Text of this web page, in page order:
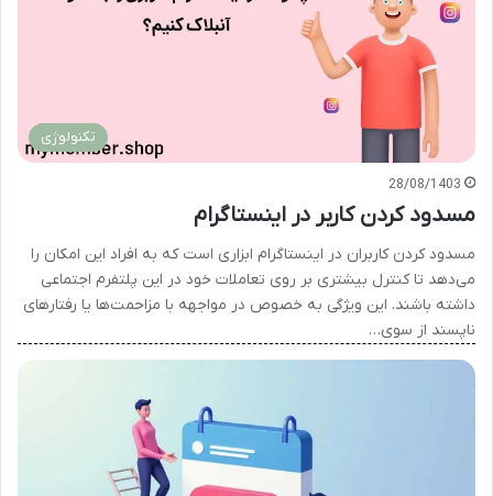
تکنولوژی
28/08/1403
مسدود کردن کاربر در اینستاگرام
مسدود کردن کاربران در اینستاگرام ابزاری است که به افراد این امکان را
می‌دهد تا کنترل بیشتری بر روی تعاملات خود در این پلتفرم اجتماعی
داشته باشند. این ویژگی به خصوص در مواجهه با مزاحمت‌ها یا رفتارهای
ناپسند از سوی…